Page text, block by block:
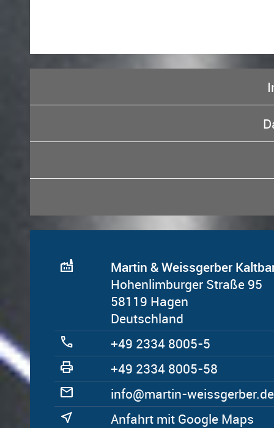
factory
Martin & Weissgerber
Hohenlimburger Straße 95
58119 Hagen
Deutschland
call
+49 2334 8005-5
print
+49 2334 8005-58
mail
ed.rebregssiew-nitram@ofni
near_me
Anfahrt mit Google Maps